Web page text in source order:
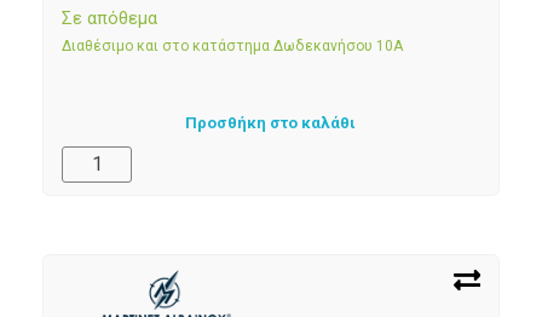
Σε απόθεμα
Διαθέσιμο και στο κατάστημα Δωδεκανήσου 10Α
Προσθήκη στο καλάθι